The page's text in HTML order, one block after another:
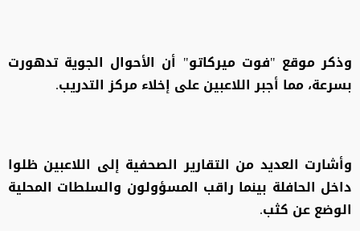
وذكر موقع "فوت ميركاتو" أن الأحوال الجوية تدهورت
بسرعة، مما أجبر اللاعبين على إخلاء مركز التدريب.
وأشارت العديد من التقارير الصحفية إلى اللاعبين ظلوا
داخل الحافلة بينما راقب المسؤولون والسلطات المحلية
الوضع عن كثب.